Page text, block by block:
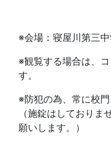
※会場：寝屋川第三
※観覧する場合は、
す。
※防犯の為、常に校
（施錠はしており
願いします。）